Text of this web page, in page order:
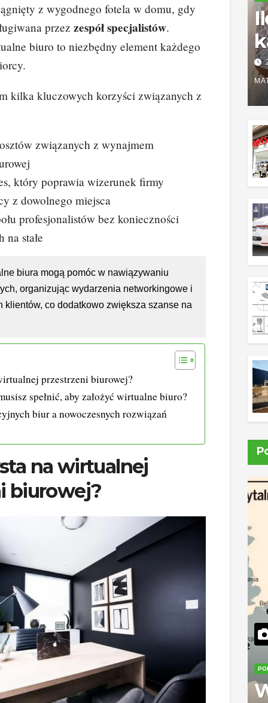
z wygodnego fotela w domu, gdy
przez zespół specjalistów.
biuro to niezbędny element każdego
kilka kluczowych korzyści związanych z
związanych z wynajmem
który poprawia wizerunek firmy
z dowolnego miejsca
profesjonalistów bez konieczności
na stałe
biura mogą pomóc w nawiązywaniu
organizując wydarzenia networkingowe i
klientów, co dodatkowo zwiększa szanse na
przestrzeni biurowej?
spełnić, aby założyć wirtualne biuro?
biur a nowoczesnych rozwiązań
na wirtualnej
biurowej?